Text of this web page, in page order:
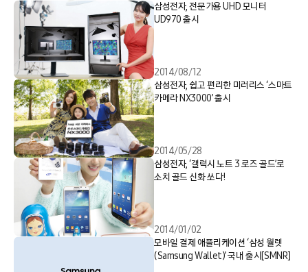
삼성전자, 전문가용 UHD 모니터
UD970 출시
2014/08/12
삼성전자, 쉽고 편리한 미러리스 ‘스마트
카메라 NX3000’ 출시
2014/05/28
삼성전자, ‘갤럭시 노트 3 로즈 골드’로
소치 골드 신화 쏘다!
2014/01/02
모바일 결제 애플리케이션 ‘삼성 월렛
(Samsung Wallet)’ 국내 출시[SMNR]